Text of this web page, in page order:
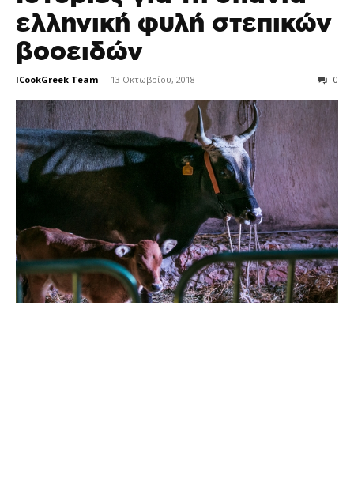
ελληνική φυλή στεπικών
βοοειδών
ICookGreek Team - 13 Οκτωβρίου, 2018 0